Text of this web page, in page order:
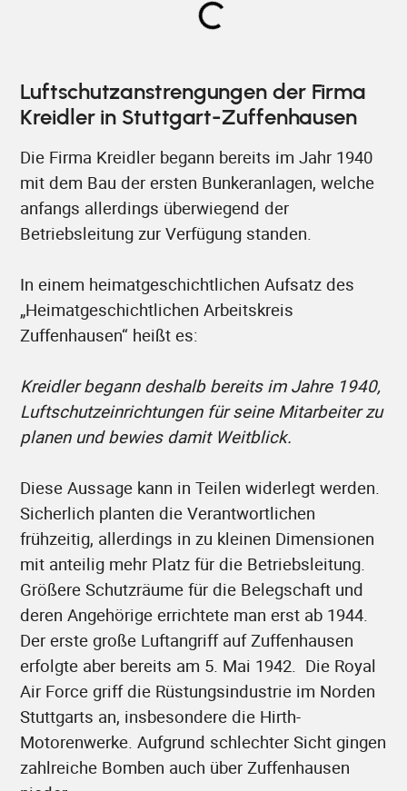
Luftschutzanstrengungen der Firma
Kreidler in Stuttgart-Zuffenhausen
Die Firma Kreidler begann bereits im Jahr 1940
mit dem Bau der ersten Bunkeranlagen, welche
anfangs allerdings überwiegend der
Betriebsleitung zur Verfügung standen.
In einem heimatgeschichtlichen Aufsatz des
„Heimatgeschichtlichen Arbeitskreis
Zuffenhausen“ heißt es:
Kreidler begann deshalb bereits im Jahre 1940,
Luftschutzeinrichtungen für seine Mitarbeiter zu
planen und bewies damit Weitblick.
Diese Aussage kann in Teilen widerlegt werden.
Sicherlich planten die Verantwortlichen
frühzeitig, allerdings in zu kleinen Dimensionen
mit anteilig mehr Platz für die Betriebsleitung.
Größere Schutzräume für die Belegschaft und
deren Angehörige errichtete man erst ab 1944.
Der erste große Luftangriff auf Zuffenhausen
erfolgte aber bereits am 5. Mai 1942. Die Royal
Air Force griff die Rüstungsindustrie im Norden
Stuttgarts an, insbesondere die Hirth-
Motorenwerke. Aufgrund schlechter Sicht gingen
zahlreiche Bomben auch über Zuffenhausen